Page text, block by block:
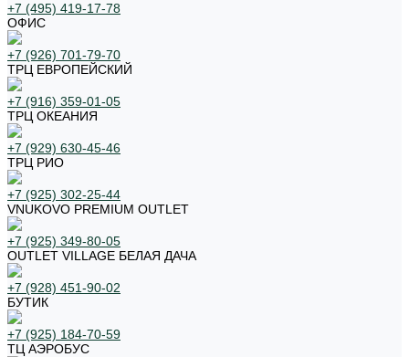
+7 (495) 419-17-78
ОФИС
+7 (926) 701-79-70
ТРЦ ЕВРОПЕЙСКИЙ
+7 (916) 359-01-05
ТРЦ ОКЕАНИЯ
+7 (929) 630-45-46
ТРЦ РИО
+7 (925) 302-25-44
VNUKOVO PREMIUM OUTLET
+7 (925) 349-80-05
OUTLET VILLAGE БЕЛАЯ ДАЧА
+7 (928) 451-90-02
БУТИК
+7 (925) 184-70-59
ТЦ АЭРОБУС